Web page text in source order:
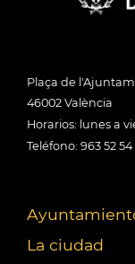
Plaça de
46002 València
Horarios: lunes a
Teléfono: 963 52 54
La ciudad